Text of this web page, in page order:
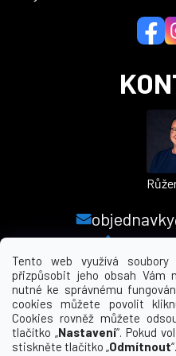
Tento web využívá
přizpůsobit jeho obsah Vám
nutné ke správnému
cookies můžete povolit
Cookies rovněž můžete
tlačítko „Nastavení“. Pokud
stiskněte tlačítko „Odmítnout
+420
MENU
INFORMACE PRO VÁS